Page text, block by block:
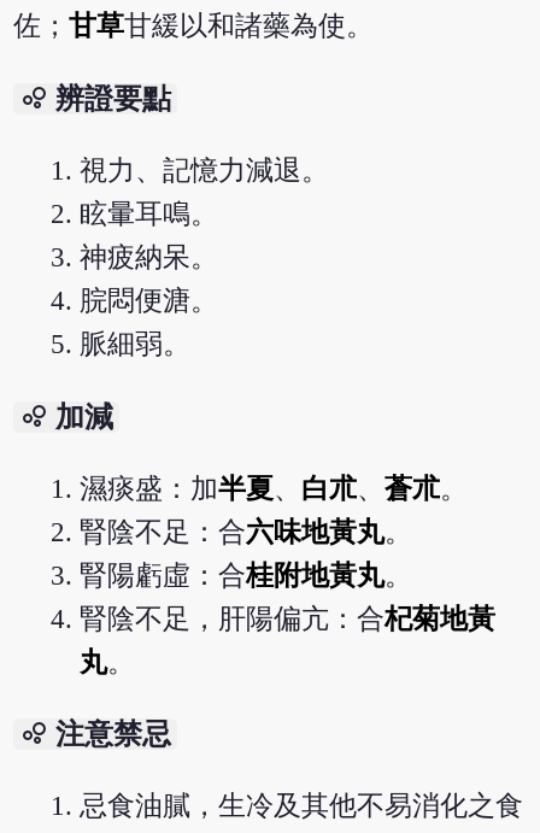
佐；甘草甘緩以和諸藥為使。
bubble_chart 辨證要點
視力、記憶力減退。
眩暈耳鳴。
神疲納呆。
脘悶便溏。
脈細弱。
bubble_chart 加減
濕痰盛：加半夏、 白朮、蒼朮。
腎陰不足：合六味地黃丸。
腎陽虧虛：合桂附地黃丸。
腎陰不足，肝陽偏亢：合杞菊地黃
丸。
bubble_chart 注意禁忌
忌食油膩，生冷及其他不易消化之食